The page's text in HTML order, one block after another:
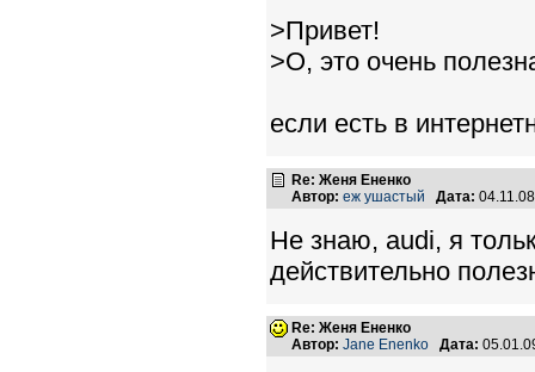
>Привет!
>О, это очень
если есть в
Re: Женя Ененко
Автор: еж ушастый Дата:
Не знаю, audi, я
действительно
Re: Женя Ененко
Автор: Jane Enenko Дата: